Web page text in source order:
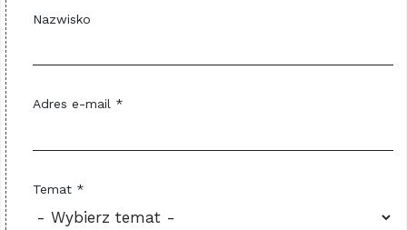
Nazwisko
Adres e-mail *
Temat *